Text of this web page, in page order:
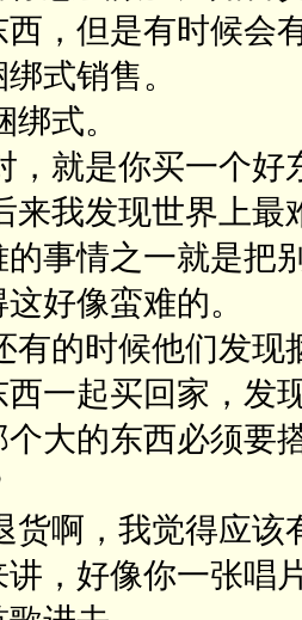
，但是有时候会
式销售。
式。
，就是你买一个
来我发现世界上
事情之一就是把
好像蛮难的。
有的时候他们发
一起买回家，发
个大的东西必须要
货啊，我觉得应
，好像你一张唱